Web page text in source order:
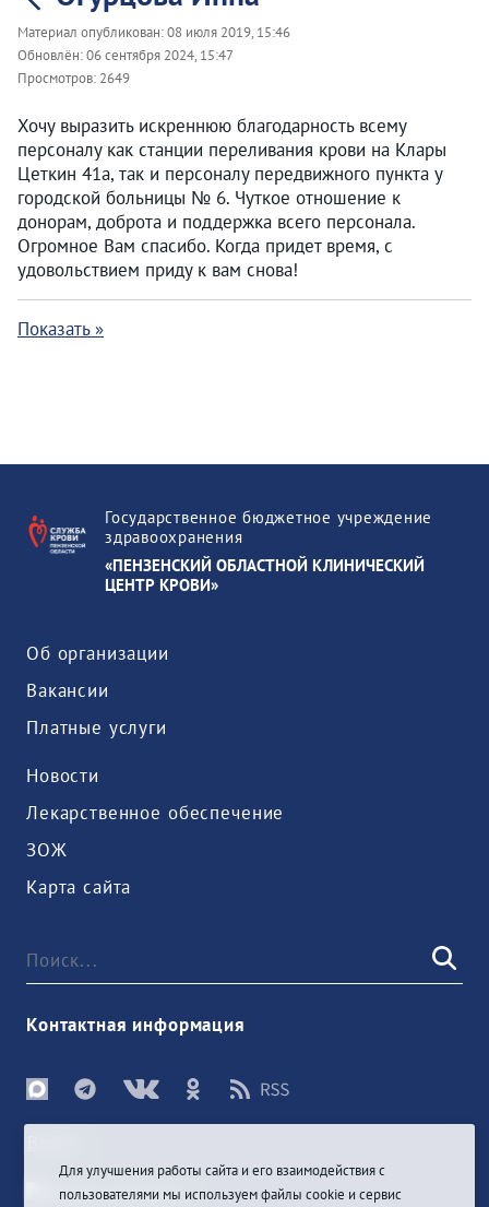
Материал опубликован:08 июля 2019, 15:46
Обновлён:06 сентября 2024, 15:47
Просмотров: 2649
Хочу выразить искреннюю благодарность всему
персоналу как станции переливания крови на Клары
Цеткин 41а, так и персоналу передвижного пункта у
городской больницы № 6. Чуткое отношение к
донорам, доброта и поддержка всего персонала.
Огромное Вам спасибо. Когда придет время, с
удовольствием приду к вам снова!
Показать »
Государственное бюджетное учреждение
здравоохранения
«ПЕНЗЕНСКИЙ ОБЛАСТНОЙ КЛИНИЧЕСКИЙ
ЦЕНТР КРОВИ»
Об организации
Вакансии
Платные услуги
Новости
Лекарственное обеспечение
ЗОЖ
Карта сайта
Контактная информация
Для улучшения работы сайта и его взаимодействия с
пользователями мы используем файлы cookie и сервис